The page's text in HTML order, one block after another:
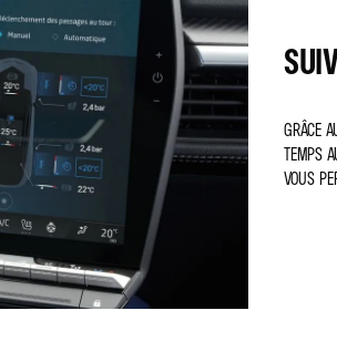
GRÂCE
TEMPS
VOUS